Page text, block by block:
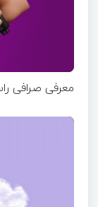
معرفی صرافی